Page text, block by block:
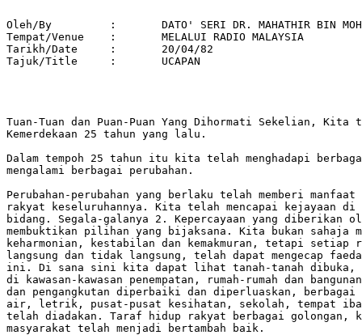
Oleh/By		:	DATO' SERI DR. MAHATHIR BIN MOHAMAD
Tempat/Venue 	: 	MELALUI RADIO MALAYSIA
Tarikh/Date 	: 	20/04/82
Tajuk/Title  	: 	UCAPAN
Tuan-Tuan dan Puan-Puan Yang Dihormati Sekelian, Kita
Kemerdekaan 25 tahun yang lalu.
Dalam tempoh 25 tahun itu kita telah menghadapi
mengalami berbagai perubahan.
Perubahan-perubahan yang berlaku telah memberi manfaat
rakyat keseluruhannya. Kita telah mencapai kejayaan di
bidang. Segala-galanya 2. Kepercayaan yang diberikan
membuktikan pilihan yang bijaksana. Kita bukan sahaja
keharmonian, kestabilan dan kemakmuran, tetapi setiap
langsung dan tidak langsung, telah dapat mengecap
ini. Di sana sini kita dapat lihat tanah-tanah dibuka,
di kawasan-kawasan penempatan, rumah-rumah dan
dan pengangkutan diperbaiki dan diperluaskan, berbagai
air, letrik, pusat-pusat kesihatan, sekolah, tempat
telah diadakan. Taraf hidup rakyat berbagai golongan,
masyarakat telah menjadi bertambah baik.